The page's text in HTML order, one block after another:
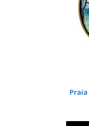
Praia